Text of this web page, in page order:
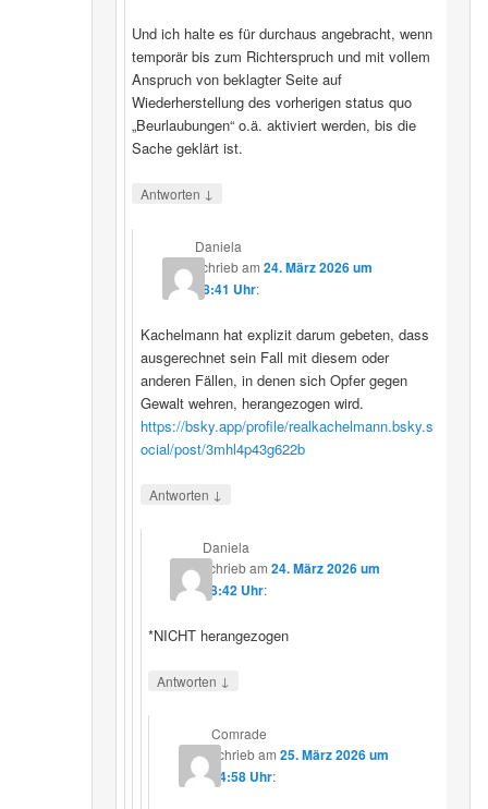
Und ich halte es für durchaus angebracht, wenn
temporär bis zum Richterspruch und mit vollem
Anspruch von beklagter Seite auf
Wiederherstellung des vorherigen status quo
„Beurlaubungen“ o.ä. aktiviert werden, bis die
Sache geklärt ist.
Antworten ↓
Daniela
schriebam 24. März 2026 um
08:41 Uhr:
Kachelmann hat explizit darum gebeten, dass
ausgerechnet sein Fall mit diesem oder
anderen Fällen, in denen sich Opfer gegen
Gewalt wehren, herangezogen wird.
https://bsky.app/profile/realkachelmann.bsky.s
ocial/post/3mhl4p43g622b
Antworten ↓
Daniela
schriebam24. März 2026 um
08:42 Uhr:
*NICHT herangezogen
Antworten ↓
Comrade
schriebam 25. März 2026 um
14:58 Uhr: